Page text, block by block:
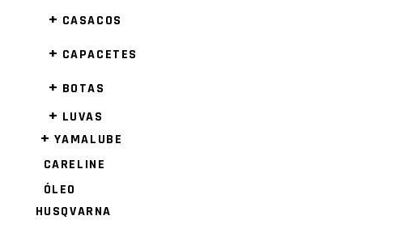
+ CASACOS
+ CAPACETES
+ BOTAS
+ LUVAS
+ YAMALUBE
CARELINE
ÓLEO
HUSQVARNA